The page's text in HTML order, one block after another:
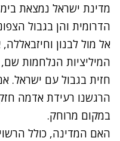
מדינת ישראל נמצאת
הדרומית והן בגבול
אל מול לבנון
המיליציות הנלחמות
חזית בגבול עם ישראל.
הרגשנו רעידת אדמה
במקום מרוחק.
האם המדינה, כולל